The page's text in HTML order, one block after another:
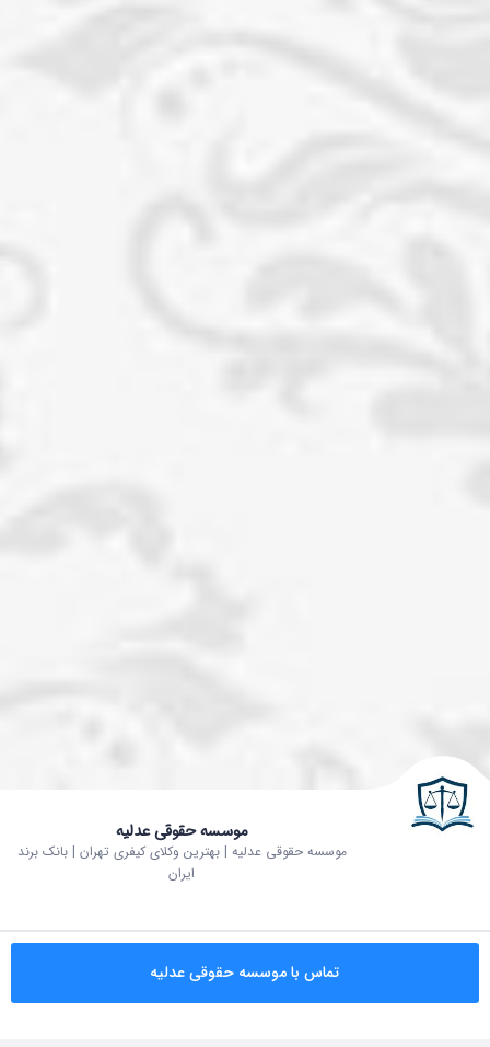
موسسه حقوقی عدلیه
موسسه حقوقی عدلیه | بهترین وکلای کیفری تهران | بانک برند
ایران
تماس با موسسه حقوقی عدلیه